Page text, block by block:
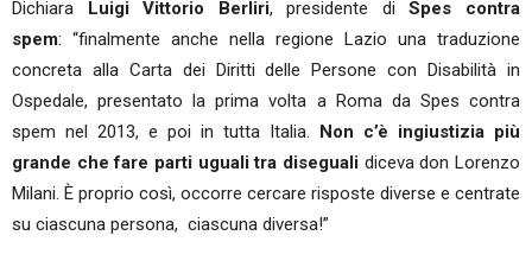
Dichiara Luigi Vittorio Berliri, presidente diSpes contra
spem: “finalmente anche nella regione Lazio una traduzione
concreta alla Carta dei Diritti delle Persone con Disabilità in
Ospedale, presentato la prima volta a Roma da Spes contra
spem nel 2013, e poi in tutta Italia. Non c’è ingiustizia più
grande che fare parti uguali tra diseguali diceva don Lorenzo
Milani. È proprio così, occorre cercare risposte diverse e centrate
su ciascuna persona, ciascuna diversa!”